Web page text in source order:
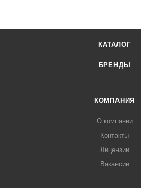
КАТАЛОГ
БРЕНДЫ
КОМПАНИЯ
О компании
Контакты
Лицензии
Вакансии